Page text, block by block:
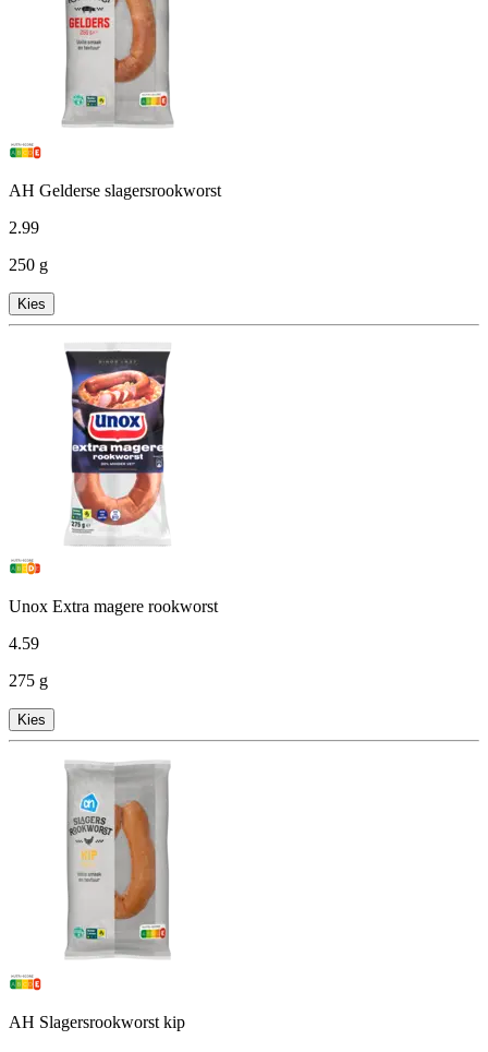
AH Gelderse slagersrookworst
2.99
250 g
Kies
Unox Extra magere rookworst
4.59
275 g
Kies
AH Slagersrookworst kip